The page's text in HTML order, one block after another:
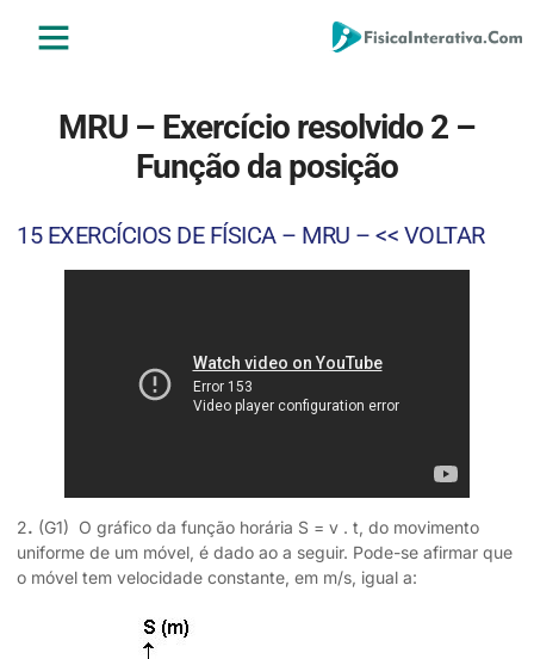
MRU – Exercício resolvido 2 –
Função da posição
15 EXERCÍCIOS DE FÍSICA – MRU – << VOLTAR
2. (G1) O gráfico da função horária S = v . t, do movimento
uniforme de um móvel, é dado ao a seguir. Pode-se afirmar que
o móvel tem velocidade constante, em m/s, igual a: